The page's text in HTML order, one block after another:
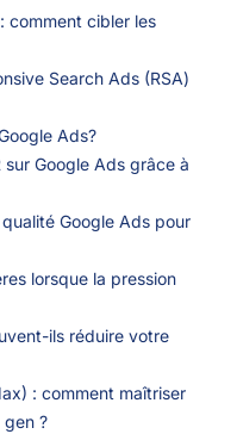
comment cibler les
Search Ads (RSA)
Ads?
Google Ads grâce à
Google Ads pour
lorsque la pression
ils réduire votre
: comment maîtriser
gen ?